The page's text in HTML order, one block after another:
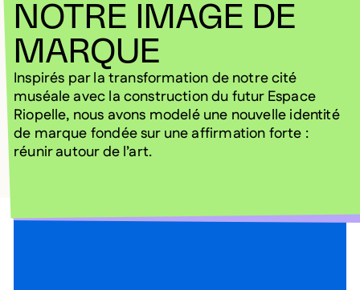
NOTRE IMAGE DE
MARQUE
Inspirés par la transformation de notre cité
muséale avec la construction du futur Espace
Riopelle, nous avons modelé une nouvelle identité
de marque fondée sur une affirmation forte :
réunir autour de l’art.